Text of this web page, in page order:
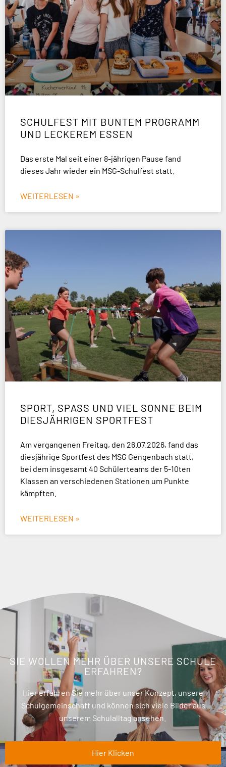
SCHULFEST MIT BUNTEM PROGRAMM
UND LECKEREM ESSEN
Das erste Mal seit einer 8-jährigen Pause fand
dieses Jahr wieder ein MSG-Schulfest statt.
WEITERLESEN »
SPORT, SPASS UND VIEL SONNE BEIM D
IESJÄHRIGEN SPORTFEST
Am vergangenen Freitag, den 26.07.2026, fand das
diesjährige Sportfest des MSG Gengenbach statt,
bei dem insgesamt 40 Schülerteams der 5-10ten
Klassen an verschiedenen Stationen um Punkte
kämpften.
WEITERLESEN »
SIE WOLLEN MEHR ÜBER UNSERE SCHULE
ERFAHREN?
Hier erfahren Sie mehr über unser Konzept, unsere
Schulgemeinschaft und können sich viele Bilder aus
unserem Schulalltag ansehen.
Hier Klicken